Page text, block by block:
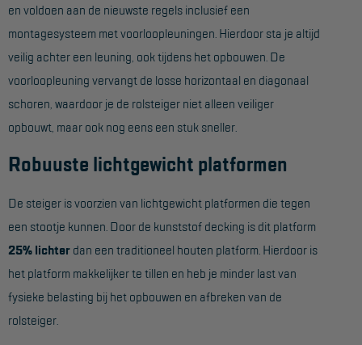
Telescoop hoogwerkers
Knikarmhoogwerkers
Masthoogwerkers
Autohoogwerkers
Project toepassingen
Laagbouw
Hoogbouw
en voldoen aan de nieuwste regels inclusief een
montagesysteem met voorloopleuningen. Hierdoor sta je altijd
veilig achter een leuning, ook tijdens het opbouwen. De
voorloopleuning vervangt de losse horizontaal en diagonaal
schoren, waardoor je de rolsteiger niet alleen veiliger
opbouwt, maar ook nog eens een stuk sneller.
Robuuste lichtgewicht platformen
De steiger is voorzien van lichtgewicht platformen die tegen
een stootje kunnen. Door de kunststof decking is dit platform
25% lichter dan een traditioneel houten platform. Hierdoor is
het platform makkelijker te tillen en heb je minder last van
fysieke belasting bij het opbouwen en afbreken van de
rolsteiger.